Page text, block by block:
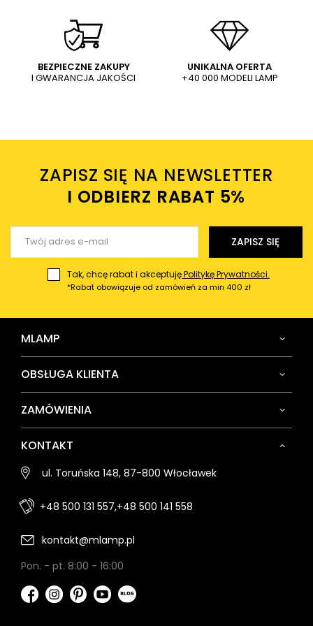
Dodaj własne zdjęcie produktu:
Twoje imię
Twój email
BEZPIECZNE ZAKUPY
I GWARANCJA JAKOŚCI
UNIKALNA OFERTA
+40 000 MODELI LAMP
ZAPISZ SIĘ NA NEWSLETTER
I ODBIERZ RABAT 5%ㅤ
ZAPISZ SIĘ
Tak, chcę rabat i akceptujęPolitykę Prywatności.
*Rabat obowiązuje od zamówień za min 400 zł
MLAMP
OBSŁUGA KLIENTA
ZAMÓWIENIA
KONTAKT
ul. Toruńska 148, 87-800 Włocławek
+48 500 131 557,+48 500 141 558
kontakt@mlamp.pl
Pon. - pt. 8:00 - 16:00